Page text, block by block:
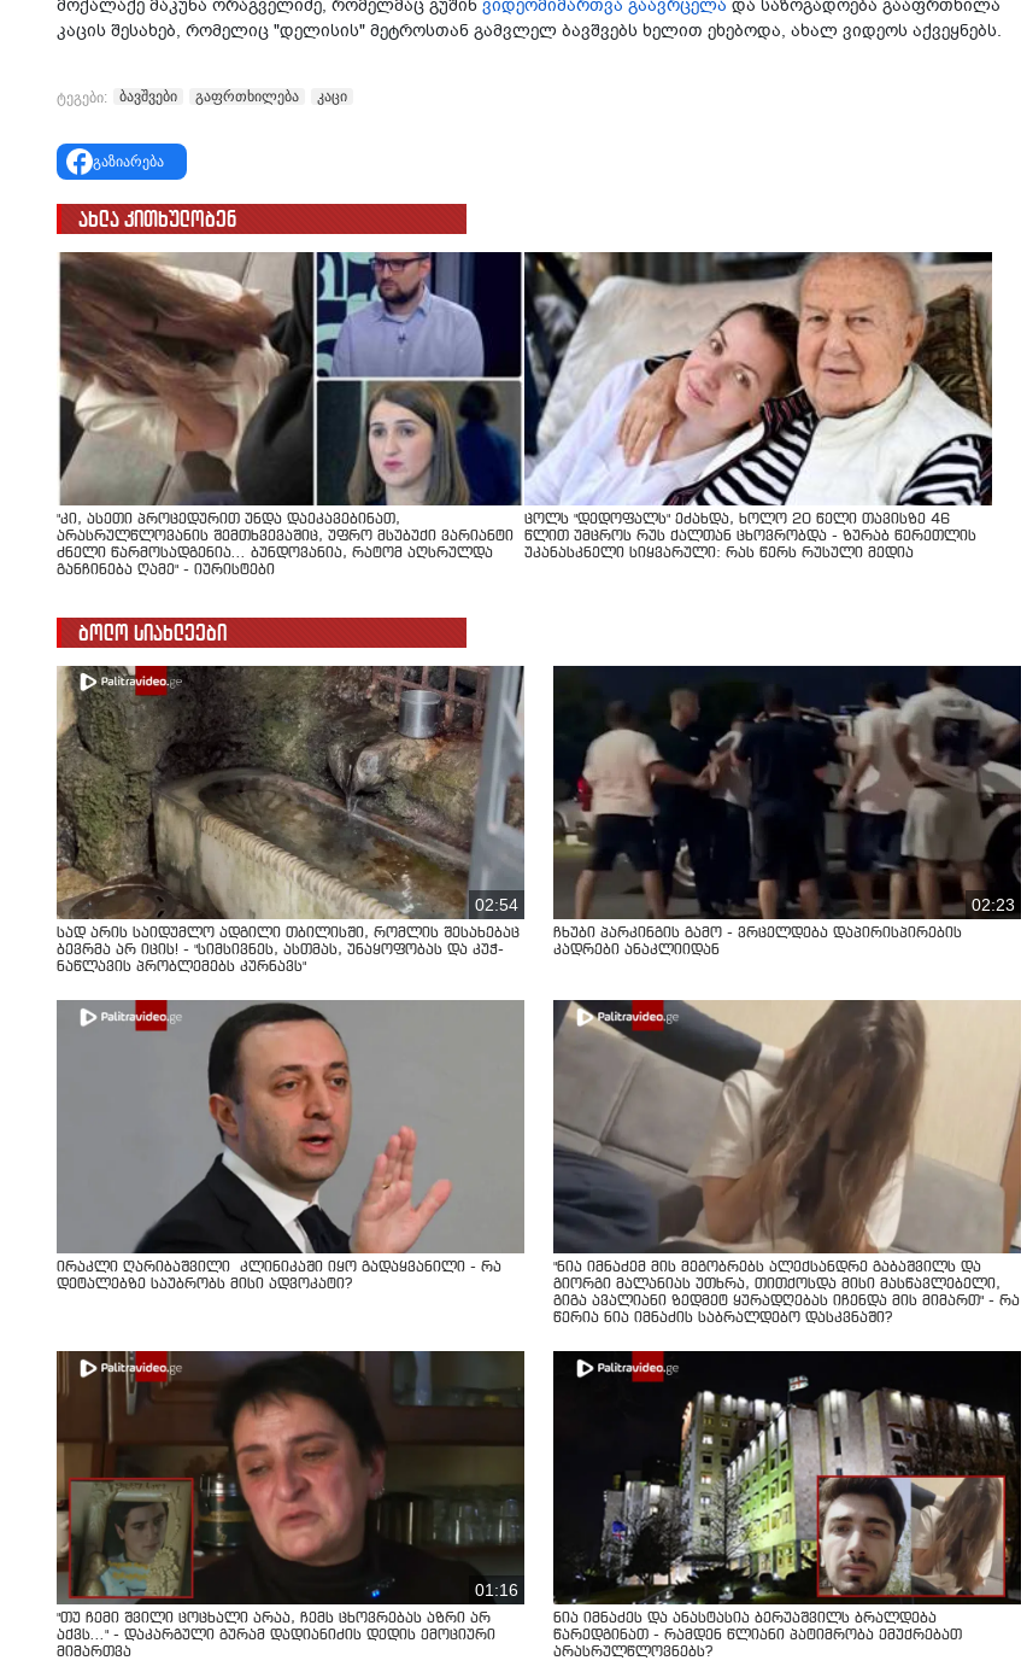
მოქალაქე მაკუნა ორაგველიძე, რომელმაც გუშინ ვიდეომიმართვა გაავრცელა და საზოგადოება გააფრთხილა
კაცის შესახებ, რომელიც "დელისის" მეტროსთან გამვლელ ბავშვებს ხელით ეხებოდა, ახალ ვიდეოს აქვეყნებს.
ტეგები: ბავშვები გაფრთხილება კაცი
გაზიარება
ახლა კითხულობენ
"კი, ასეთი პროცედურით უნდა დაეკავებინათ,
არასრულწლოვანის შემთხვევაშიც, უფრო მსუბუქი ვარიანტი
ძნელი წარმოსადგენია... ბუნდოვანია, რატომ აღსრულდა
განჩინება ღამე" - იურისტები
ცოლს "დედოფალს" ეძახდა, ხოლო 20 წელი თავისზე 46
წლით უმცროს რუს ქალთან ცხოვრობდა - ზურაბ წერეთლის
უკანასკნელი სიყვარული: რას წერს რუსული მედია
ბოლო სიახლეები
02:54
სად არის საიდუმლო ადგილი თბილისში, რომლის შესახებაც
ბევრმა არ იცის! - "სიმსივნეს, ასთმას, უნაყოფობას და კუჭ-
ნაწლავის პრობლემებს კურნავს"
02:23
ჩხუბი პარკინგის გამო - ვრცელდება დაპირისპირების
კადრები ანაკლიიდან
ირაკლი ღარიბაშვილი კლინიკაში იყო გადაყვანილი - რა
დეტალებზე საუბრობს მისი ადვოკატი?
"ნია იმნაძემ მის მეგობრებს ალექსანდრე გაბაშვილს და
გიორგი მალანიას უთხრა, თითქოსდა მისი მასწავლებელი,
გიგა ავალიანი ზედმეტ ყურადღებას იჩენდა მის მიმართ" - რა
წერია ნია იმნაძის საბრალდებო დასკვნაში?
01:16
"თუ ჩემი შვილი ცოცხალი არაა, ჩემს ცხოვრებას აზრი არ
აქვს..." - დაკარგული გურამ დადიანიძის დედის ემოციური
მიმართვა
ნია იმნაძეს და ანასტასია ბერუაშვილს ბრალდება
წარედგინათ - რამდენ წლიანი პატიმრობა ემუქრებათ
არასრულწლოვნებს?